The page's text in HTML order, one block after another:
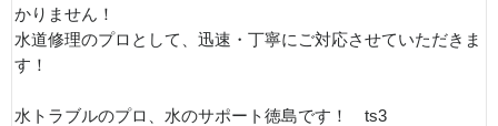
かりません！
水道修理のプロとして、迅速・丁寧にご対応させていただきま
す！
水トラブルのプロ、水のサポート徳島です！ ts3